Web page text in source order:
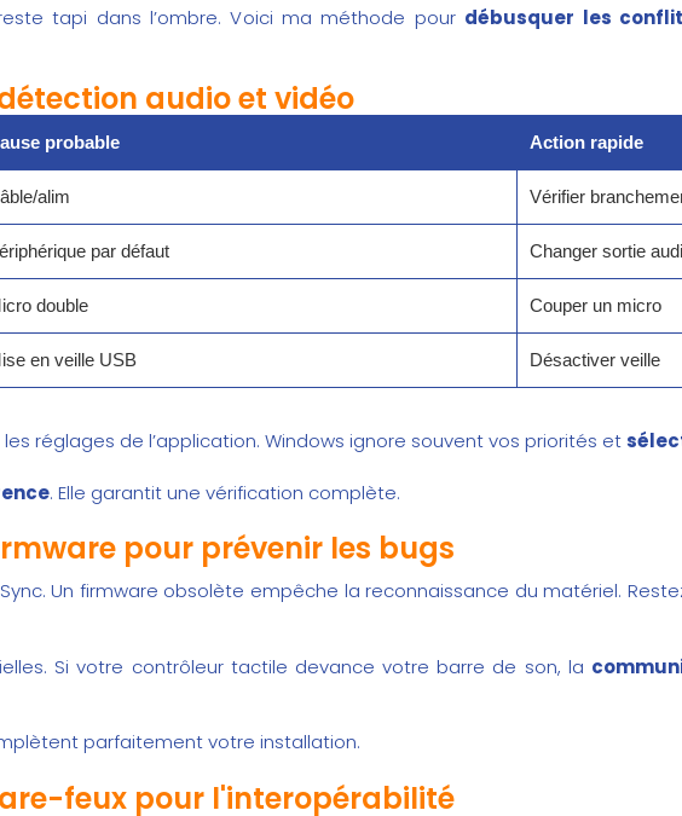
tapi dans l’ombre. Voici ma méthode pour débusquer les
audio et vidéo
probable Action rapide
alim Vérifier
par défaut Changer sortie
double Couper un micro
en veille USB Désactiver veille
réglages de l’application. Windows ignore souvent vos priorités et
. Elle garantit une vérification complète.
pour prévenir les bugs
Un firmware obsolète empêche la reconnaissance du matériel.
Si votre contrôleur tactile devance votre barre de son, la
parfaitement votre installation.
feux pour l'interopérabilité